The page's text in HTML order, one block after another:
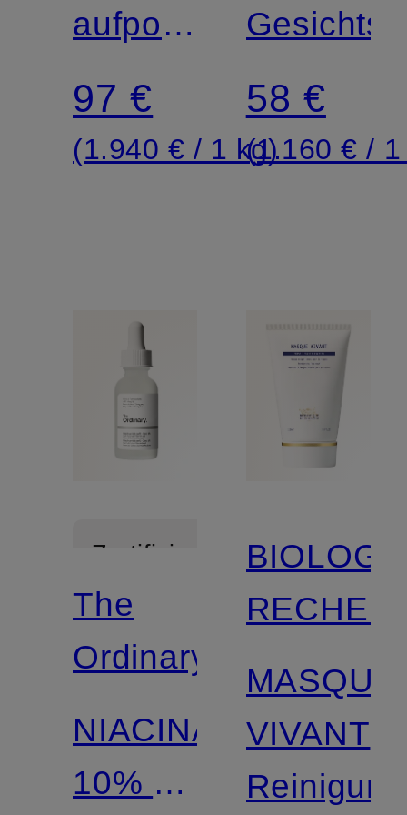
GEL
CRÈME
aufpolsternd
stärkend
97 €
(1.940 € / 1 kg)
MASK
58 €
(1.160 € /
Zertifiziert
The
Ordinary.
NIACINAMIDE
10% +
MASQUE
VIVANT